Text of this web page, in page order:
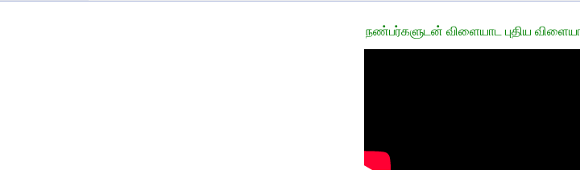
நண்பர்களுடன் விளையாட புதிய